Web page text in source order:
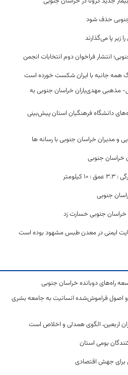
حذف شود
زیر پا می‌گذارند
انتشار فراخوان دوم انتخابات انجمن
همه جانبه با ایران شکست خورده است
مذهبی مهدی‌یاران خراسان جنوبی به
دانشگاه فرهنگیان استان پیش‌بینی
و مدیران خراسان جنوبی با رسانه ها
خراسان جنوبی
جنوبی
ایمنی در معدن طبس مشهود بوده است‌
و اصول فراموش‌شده انسانیت به جامعه بشری
اربعین، الگوی همدلی و اخلاص است
بومی استان
برای جهش اقتصادی